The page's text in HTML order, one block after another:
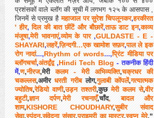
प्रशंसकों वाले ब्लॉग की सूची में लगभग १२५ के आसपास ,
जिनमें से प्रमुख हैमहाजाल पर सुरेश चिपलूनकर,हरकीरत
' हीर,दिल की बात छींटें और बौछारें,ताऊ डाट इन,काव्य
मंजूषा,मेरी भावनाएं,व्योम के पार ,GULDASTE - E -
SHAYARI,लहरें,ज़िन्दगी…एक खामोश सफ़र,पाल ले इक
रोग नादां...,Rhythm of words...,प्रिंट मीडिया पर
ब्लॉगचर्चा,अंतर्द्वंद्व,Hindi Tech Blog - तकनीक हिंदी
में,ण,नीरज,मेरीकलम - मेरी अभिव्यक्ति,चक्रधर की
चकल्लस,अमीरधरती गरीबलोग,गुलाबी कोंपलें,गत्‍यात्‍मक
ज्‍योतिष,रेडियो वाणी,उड़न तश्तरी,कुछमेरी कलम से,वीर
बहुटी,ज्ञान दर्पण,मेरी रचनाएँ,चाँद, बादल और
शाम,KISHORE CHOUDHARY,सुबीर संवाद
सेवा,स्पंदन,संवेदना संसार,प्राइमरी का मास्टर,स्वप्न मेरे,"